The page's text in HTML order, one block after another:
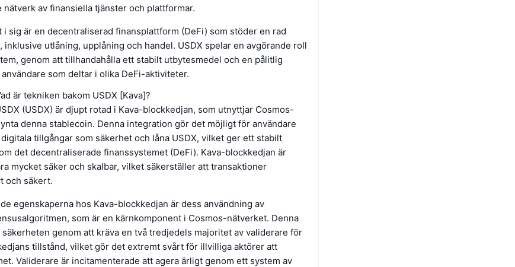
nätverk av finansiella tjänster och plattformar.
i sig är en decentraliserad finansplattform (DeFi) som stöder en rad
inklusive utlåning, upplåning och handel. USDX spelar en avgörande roll
genom att tillhandahålla ett stabilt utbytesmedel och en pålitlig
som deltar i olika DeFi-aktiviteter.
är tekniken bakom USDX [Kava]?
(USDX) är djupt rotad i Kava-blockkedjan, som utnyttjar Cosmos-
denna stablecoin. Denna integration gör det möjligt för användare
tillgångar som säkerhet och låna USDX, vilket ger ett stabilt
det decentraliserade finanssystemet (DeFi). Kava-blockkedjan är
mycket säker och skalbar, vilket säkerställer att transaktioner
och säkert.
egenskaperna hos Kava-blockkedjan är dess användning av
som är en kärnkomponent i Cosmos-nätverket. Denna
genom att kräva en två tredjedels majoritet av validerare för
tillstånd, vilket gör det extremt svårt för illvilliga aktörer att
Validerare är incitamenterade att agera ärligt genom ett system av